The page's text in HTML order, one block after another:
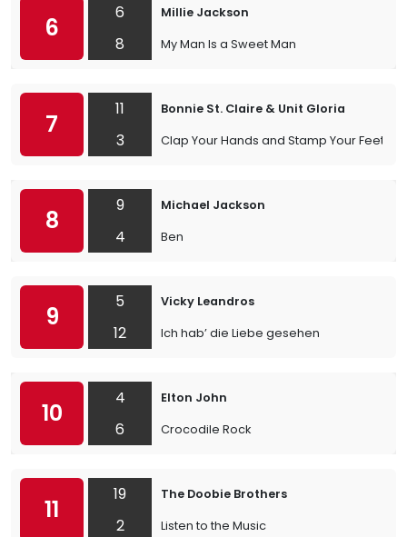
6
6
8
Millie Jackson
My Man Is a Sweet Man
7
11
3
Bonnie St. Claire & Unit Gloria
Clap Your Hands and Stamp Your Feet
8
9
4
Michael Jackson
Ben
9
5
12
Vicky Leandros
Ich hab’ die Liebe gesehen
10
4
6
Elton John
Crocodile Rock
11
19
2
The Doobie Brothers
Listen to the Music